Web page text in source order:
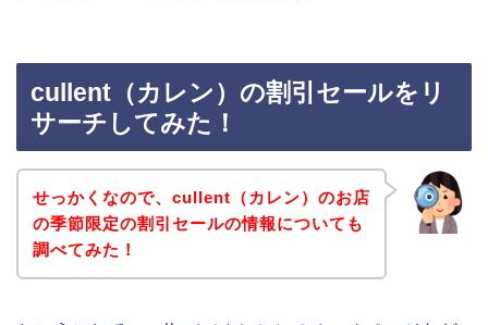
cullent（カレン）の割引セールをリ
サーチしてみた！
せっかくなので、cullent（カレン）のお店
の季節限定の割引セールの情報についても
調べてみた！